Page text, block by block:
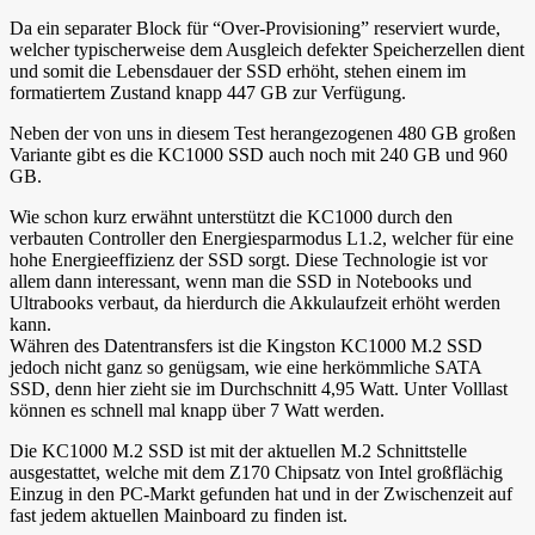
Da ein separater Block für “Over-Provisioning” reserviert wurde,
welcher typischerweise dem Ausgleich defekter Speicherzellen dient
und somit die Lebensdauer der SSD erhöht, stehen einem im
formatiertem Zustand knapp 447 GB zur Verfügung.
Neben der von uns in diesem Test herangezogenen 480 GB großen
Variante gibt es die KC1000 SSD auch noch mit 240 GB und 960
GB.
Wie schon kurz erwähnt unterstützt die KC1000 durch den
verbauten Controller den Energiesparmodus L1.2, welcher für eine
hohe Energieeffizienz der SSD sorgt. Diese Technologie ist vor
allem dann interessant, wenn man die SSD in Notebooks und
Ultrabooks verbaut, da hierdurch die Akkulaufzeit erhöht werden
kann.
Währen des Datentransfers ist die Kingston KC1000 M.2 SSD
jedoch nicht ganz so genügsam, wie eine herkömmliche SATA
SSD, denn hier zieht sie im Durchschnitt 4,95 Watt. Unter Volllast
können es schnell mal knapp über 7 Watt werden.
Die KC1000 M.2 SSD ist mit der aktuellen M.2 Schnittstelle
ausgestattet, welche mit dem Z170 Chipsatz von Intel großflächig
Einzug in den PC-Markt gefunden hat und in der Zwischenzeit auf
fast jedem aktuellen Mainboard zu finden ist.